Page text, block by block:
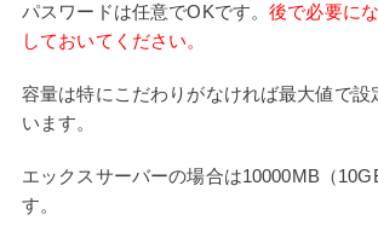
パスワードは任意でOKです。後で必要に
しておいてください。
容量は特にこだわりがなければ最大値で設
います。
エックスサーバーの場合は10000MB（
す。